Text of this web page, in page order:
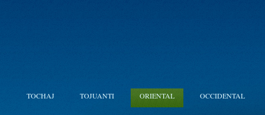
TOCHAJ TOJUANTI ORIENTAL OCCIDENTAL